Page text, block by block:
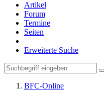
Artikel
Forum
Termine
Seiten
Erweiterte Suche
BFC-Online